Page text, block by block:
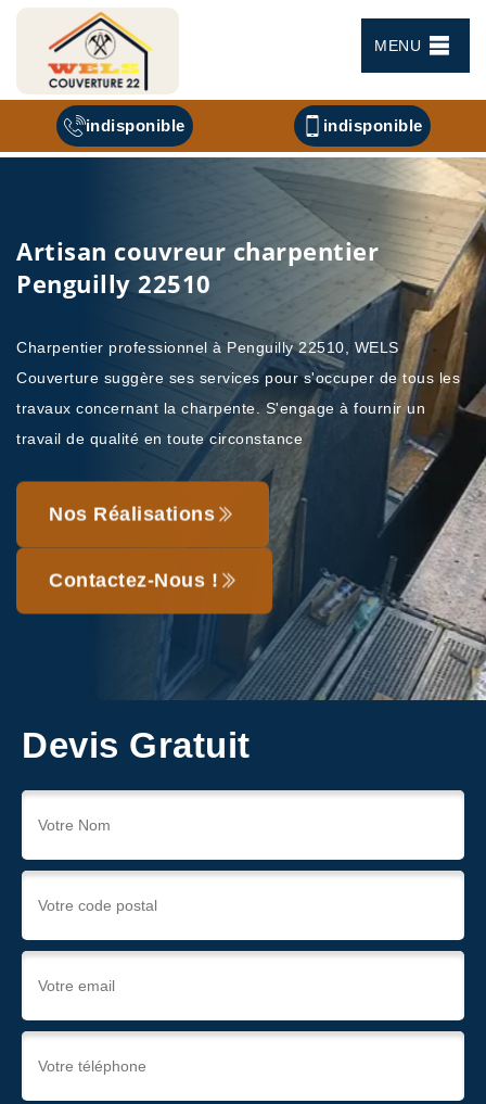
MENU
indisponible indisponible
Artisan couvreur charpentier
Penguilly 22510
Charpentier professionnel à Penguilly 22510, WELS
Couverture suggère ses services pour s'occuper de tous les
travaux concernant la charpente. S'engage à fournir un
travail de qualité en toute circonstance
Nos Réalisations
Contactez-Nous !
Devis Gratuit